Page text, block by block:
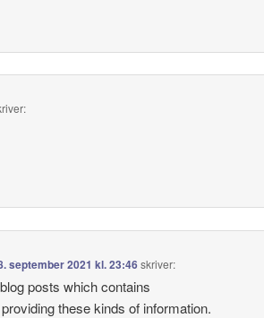
september 2021 kl. 23:46skriver:
posts which contains
these kinds of information.